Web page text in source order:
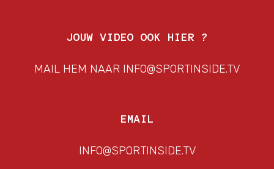
JOUW VIDEO OOK HIER ?
MAIL HEM NAAR INFO@SPORTINSIDE.TV
EMAIL
INFO@SPORTINSIDE.TV